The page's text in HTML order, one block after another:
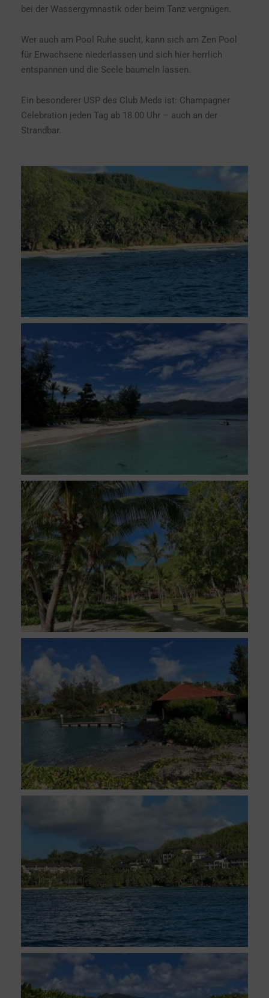
bei der Wassergymnastik oder beim Tanz vergnügen.
Wer auch am Pool Ruhe sucht, kann sich am Zen Pool
für Erwachsene niederlassen und sich hier herrlich
entspannen und die Seele baumeln lassen.
Ein besonderer USP des Club Meds ist: Champagner
Celebration jeden Tag ab 18.00 Uhr – auch an der
Strandbar.